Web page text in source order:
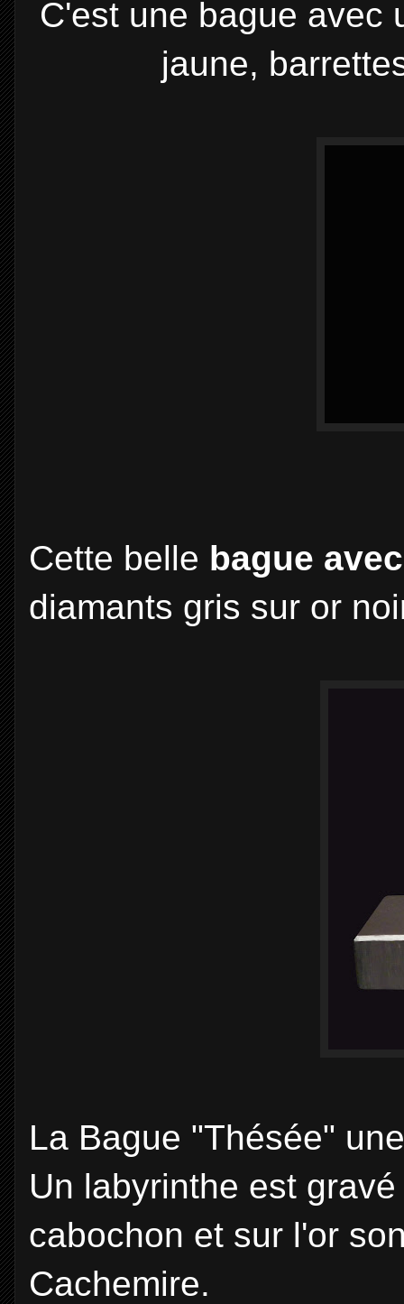
C'est une bague avec
jaune,
Cette belle bague
diamants gris sur or
La Bague "Thésée"
Un labyrinthe est
cabochon et sur l'or
Cachemire.